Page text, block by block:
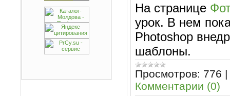
На странице
урок. В нем
Photoshop
шаблоны.
Просмотров: 776 |
Комментарии (0)